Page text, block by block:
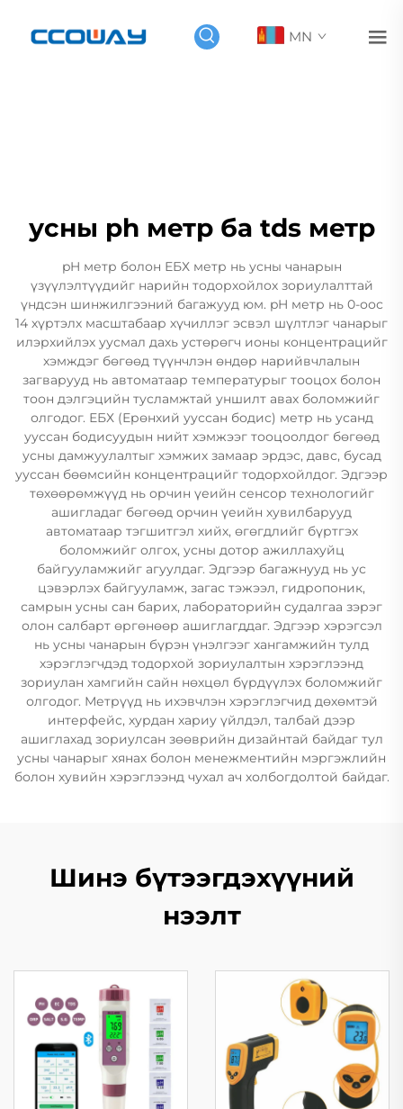
MN
усны ph метр ба tds метр
pH метр болон ЕБХ метр нь усны чанарын
үзүүлэлтүүдийг нарийн тодорхойлох зориулалттай
үндсэн шинжилгээний багажууд юм. pH метр нь 0-оос
14 хүртэлх масштабаар хүчиллэг эсвэл шүлтлэг чанарыг
илэрхийлэх уусмал дахь устөрөгч ионы концентрацийг
хэмждэг бөгөөд түүнчлэн өндөр нарийвчлалын
загварууд нь автоматаар температурыг тооцох болон
тоон дэлгэцийн тусламжтай уншилт авах боломжийг
олгодог. ЕБХ (Ерөнхий ууссан бодис) метр нь усанд
ууссан бодисуудын нийт хэмжээг тооцоолдог бөгөөд
усны дамжуулалтыг хэмжих замаар эрдэс, давс, бусад
ууссан бөөмсийн концентрацийг тодорхойлдог. Эдгээр
төхөөрөмжүүд нь орчин үеийн сенсор технологийг
ашигладаг бөгөөд орчин үеийн хувилбарууд
автоматаар тэгшитгэл хийх, өгөгдлийг бүртгэх
боломжийг олгох, усны дотор ажиллахуйц
байгууламжийг агуулдаг. Эдгээр багажнууд нь ус
цэвэрлэх байгууламж, загас тэжээл, гидропоник,
самрын усны сан барих, лабораторийн судалгаа зэрэг
олон салбарт өргөнөөр ашиглагддаг. Эдгээр хэрэгсэл
нь усны чанарын бүрэн үнэлгээг хангамжийн тулд
хэрэглэгчдэд тодорхой зориулалтын хэрэглээнд
зориулан хамгийн сайн нөхцөл бүрдүүлэх боломжийг
олгодог. Метрүүд нь ихэвчлэн хэрэглэгчид дөхөмтэй
интерфейс, хурдан хариу үйлдэл, талбай дээр
ашиглахад зориулсан зөөврийн дизайнтай байдаг тул
усны чанарыг хянах болон менежментийн мэргэжлийн
болон хувийн хэрэглээнд чухал ач холбогдолтой байдаг.
Шинэ бүтээгдэхүүний
нээлт